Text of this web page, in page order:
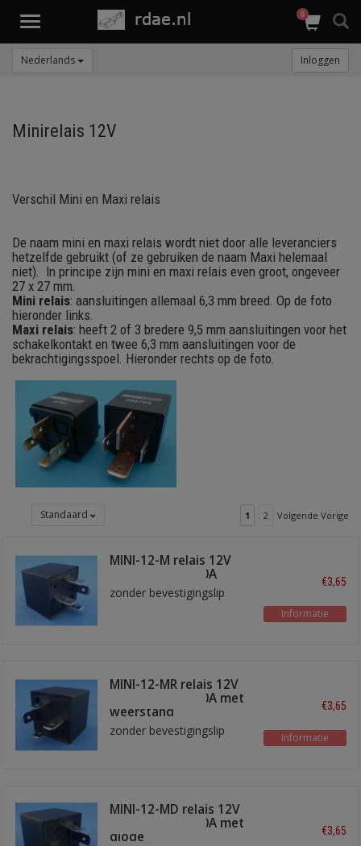
Toggle
0
Nederlands Inloggen
Minirelais 12V
Verschil Mini en Maxi relais
De naam mini en maxi relais wordt niet door alle leveranciers
hetzelfde gebruikt (of ze gebruiken de naam Maxi helemaal
niet). In principe zijn mini en maxi relais even groot, ongeveer
27 x 27 mm.
Mini relais: aansluitingen allemaal 6,3 mm breed. Op de foto
hieronder links.
Maxi relais: heeft 2 of 3 bredere 9,5 mm aansluitingen voor het
schakelkontakt en twee 6,3 mm aansluitingen voor de
bekrachtigingsspoel. Hieronder rechts op de foto.
Standaard 1 2 Volgende Vorige
MINI-12-M relais 12V
maakkontakt 40A
zonder bevestigingslip
€3,65
Informatie
MINI-12-MR relais 12V
maakkontakt 40A met
weerstand
zonder bevestigingslip
€3,65
Informatie
MINI-12-MD relais 12V
maakkontakt 40A met
diode
€3,65